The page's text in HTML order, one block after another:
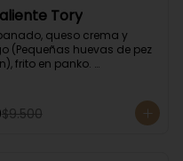
Tory
queso crema y
(Pequeñas huevas de pez
frito en panko.
$9.500